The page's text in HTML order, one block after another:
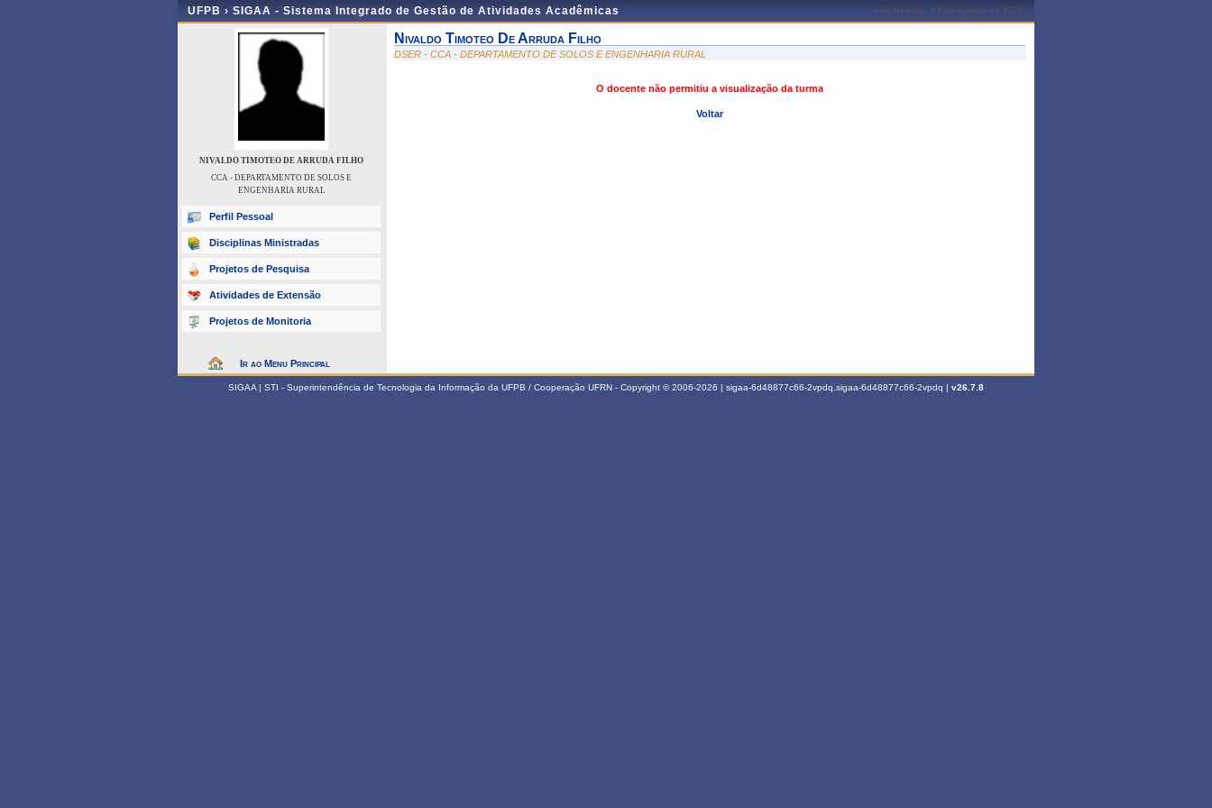
UFPB › SIGAA - Sistema Integrado de Gestão de Atividades Acadêmicas João Pessoa, 07 de Agosto de 2026
NIVALDO TIMOTEO DE ARRUDA FILHO
CCA - DEPARTAMENTO DE SOLOS E
ENGENHARIA RURAL
Perfil Pessoal
Disciplinas Ministradas
Projetos de Pesquisa
Atividades de Extensão
Projetos de Monitoria
Ir ao Menu Principal
Nivaldo Timoteo De Arruda Filho
DSER - CCA - DEPARTAMENTO DE SOLOS E ENGENHARIA RURAL
O docente não permitiu a visualização da turma
Voltar
SIGAA | STI - Superintendência de Tecnologia da Informação da UFPB / Cooperação UFRN - Copyright © 2006-2026 | sigaa-6d48877c66-2vpdq.sigaa-6d48877c66-2vpdq | v26.7.8